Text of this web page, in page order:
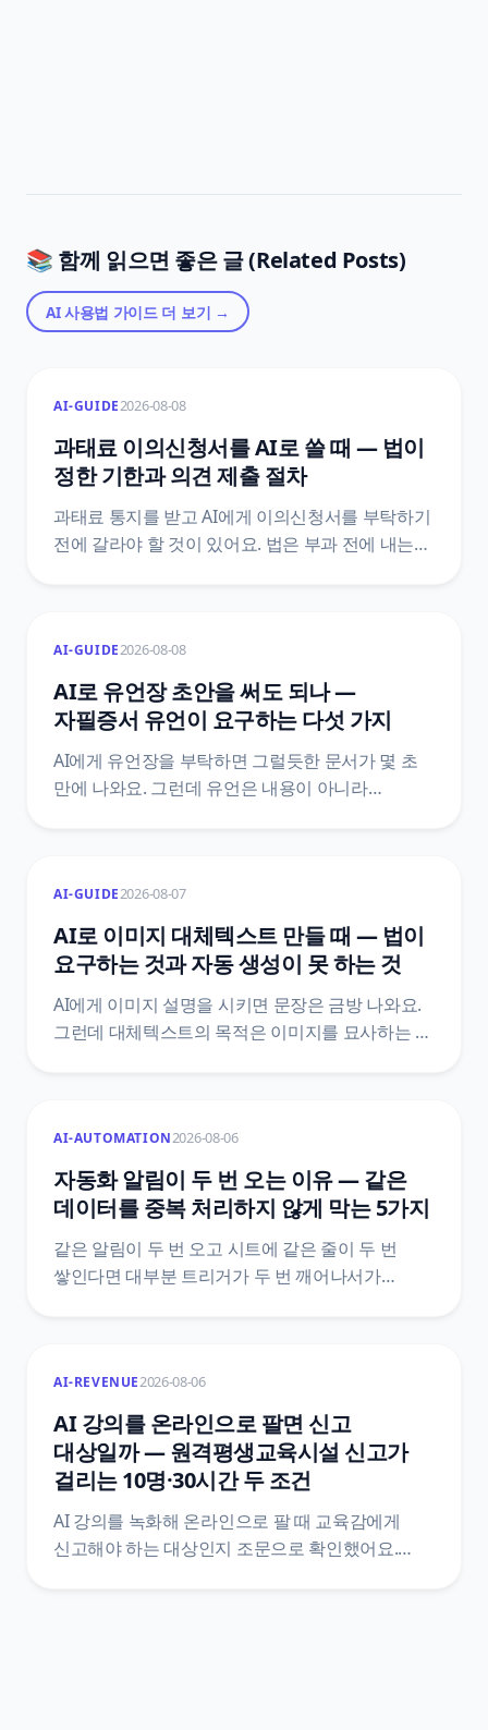
📚 함께 읽으면 좋은 글 (Related Posts)
AI 사용법 가이드 더 보기 →
AI-GUIDE2026-08-08
과태료 이의신청서를 AI로 쓸 때 — 법이
정한 기한과 의견 제출 절차
과태료 통지를 받고 AI에게 이의신청서를 부탁하기
전에 갈라야 할 것이 있어요. 법은 부과 전에 내는
그다음 절차가 통째로 달라져요.
질서위반행위규제법 조문 원문으로 정리했어요.
AI-GUIDE2026-08-08
AI로 유언장 초안을 써도 되나 —
자필증서 유언이 요구하는 다섯 가지
AI에게 유언장을 부탁하면 그럴듯한 문서가 몇 초
만에 나와요. 그런데 유언은 내용이 아니라
원문으로 AI가 어디까지 도울 수 있고 어디서
멈춰야 하는지를 갈랐어요.
AI-GUIDE2026-08-07
AI로 이미지 대체텍스트 만들 때 — 법이
요구하는 것과 자동 생성이 못 하는 것
AI에게 이미지 설명을 시키면 문장은 금방 나와요.
그런데 대체텍스트의 목적은 이미지를 묘사하는 게
자리를 정리했어요.
AI-AUTOMATION2026-08-06
자동화 알림이 두 번 오는 이유 — 같은
데이터를 중복 처리하지 않게 막는 5가지
같은 알림이 두 번 오고 시트에 같은 줄이 두 번
쌓인다면 대부분 트리거가 두 번 깨어나서가
문서에 실제로 적힌 기능 이름과 한도값으로 막는
다섯 가지 방법을 정리했어요.
AI-REVENUE2026-08-06
AI 강의를 온라인으로 팔면 신고
대상일까 — 원격평생교육시설 신고가
걸리는 10명·30시간 두 조건
AI 강의를 녹화해 온라인으로 팔 때 교육감에게
신고해야 하는 대상인지 조문으로 확인했어요.